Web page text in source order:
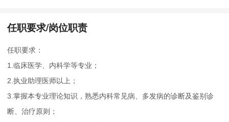
任职要求/岗位职责
任职要求：
1.临床医学、内科学等专业；
2.执业助理医师以上；
3.掌握本专业理论知识，熟悉内科常见病、多发病的诊断及鉴别诊
断、治疗原则；